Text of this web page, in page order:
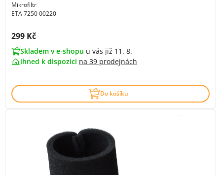
Mikrofiltr
ETA 7250 00220
Cena s DPH:
299 Kč
Skladem v e-shopu u vás již 11. 8.
ihned k dispozici na 39 prodejnách
Do košíku